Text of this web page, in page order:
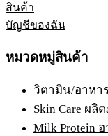
สินค้า
บัญชีของฉัน
หมวดหมู่สินค้า
วิตามิน/อาหา
Skin Care ผ
Milk Protein